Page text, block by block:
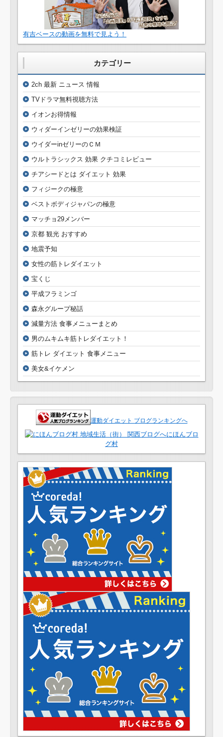
有吉ベースの動画を無料で見よう！
カテゴリー
2ch 最新 ニュース 情報
TVドラマ無料視聴方法
イオンお得情報
ウィダーインゼリーの効果検証
ウイダーinゼリーのＣＭ
ウルトラシックス 効果 クチコミレビュー
チアシードとは ダイエット 効果
フィジークの極意
ベストボディジャパンの極意
マッチョ29メンバー
京都 観光 おすすめ
地震予知
女性の筋トレダイエット
宝くじ
平成フラミンゴ
森永グループ秘話
減量方法 食事メニューまとめ
男のムキムキ筋トレダイエット！
筋トレ ダイエット 食事メニュー
美女&イケメン
運動ダイエット ブログランキングへ
にほんブロ
グ村